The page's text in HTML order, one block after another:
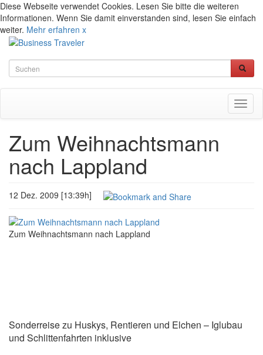
Diese Webseite verwendet Cookies. Lesen Sie bitte die weiteren
Informationen. Wenn Sie damit einverstanden sind, lesen Sie einfach
weiter. Mehr erfahren x
Zum Weihnachtsmann
nach Lappland
12 Dez. 2009 [13:39h]
Zum Weihnachtsmann nach Lappland
Sonderreise zu Huskys, Rentieren und Elchen – Iglubau
und Schlittenfahrten inklusive